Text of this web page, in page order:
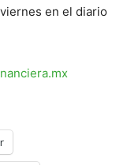
en el diario